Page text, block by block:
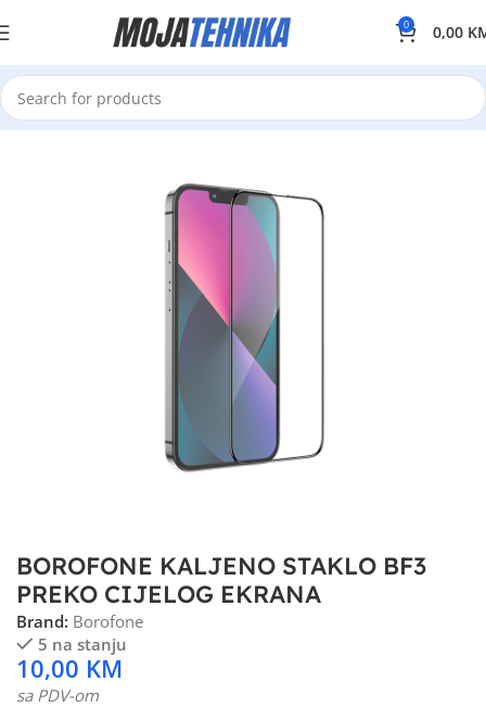
0 0,00
BOROFONE KALJENO STAKLO BF3
PREKO CIJELOG EKRANA
Brand: Borofone
5 na stanju
10,00 KM
sa PDV-om